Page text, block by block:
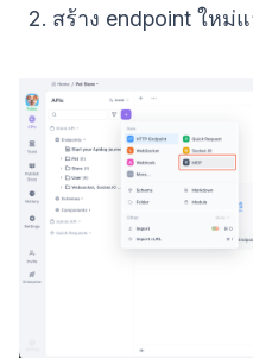
สร้าง endpoint ใหม่